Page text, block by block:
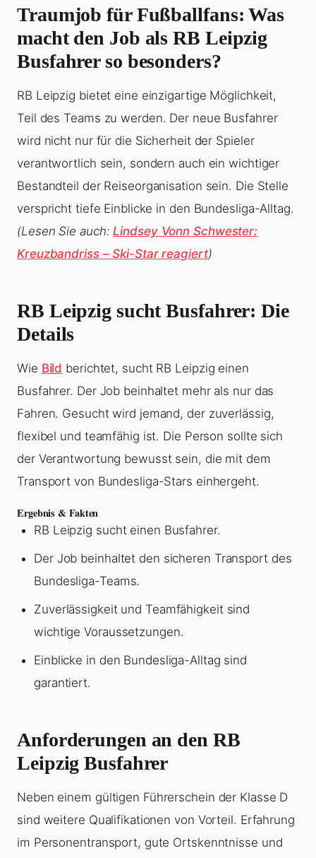
Traumjob für Fußballfans: Was
macht den Job als RB Leipzig
Busfahrer so besonders?
RB Leipzig bietet eine einzigartige Möglichkeit,
Teil des Teams zu werden. Der neue Busfahrer
wird nicht nur für die Sicherheit der Spieler
verantwortlich sein, sondern auch ein wichtiger
Bestandteil der Reiseorganisation sein. Die Stelle
verspricht tiefe Einblicke in den Bundesliga-Alltag.
(Lesen Sie auch:Lindsey Vonn Schwester:
Kreuzbandriss – Ski-Star reagiert)
RB Leipzig sucht Busfahrer: Die
Details
Wie Bild berichtet, sucht RB Leipzig einen
Busfahrer. Der Job beinhaltet mehr als nur das
Fahren. Gesucht wird jemand, der zuverlässig,
flexibel und teamfähig ist. Die Person sollte sich
der Verantwortung bewusst sein, die mit dem
Transport von Bundesliga-Stars einhergeht.
Ergebnis & Fakten
RB Leipzig sucht einen Busfahrer.
Der Job beinhaltet den sicheren Transport des
Bundesliga-Teams.
Zuverlässigkeit und Teamfähigkeit sind
wichtige Voraussetzungen.
Einblicke in den Bundesliga-Alltag sind
garantiert.
Anforderungen an den RB
Leipzig Busfahrer
Neben einem gültigen Führerschein der Klasse D
sind weitere Qualifikationen von Vorteil. Erfahrung
im Personentransport, gute Ortskenntnisse und